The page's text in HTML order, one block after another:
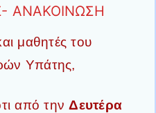
ΑΝΑΚΟΙΝΩΣΗ
μαθητές του
Υπάτης,
από τηνΔευτέρα